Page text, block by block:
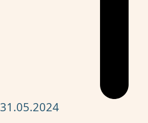
31.05.2024